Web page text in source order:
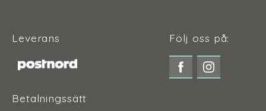
Leverans
Betalningssätt
Följ oss på: